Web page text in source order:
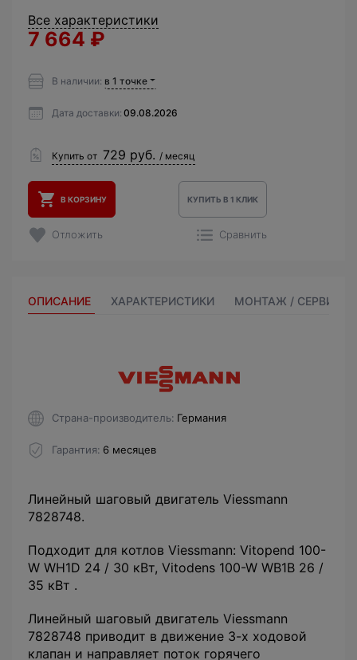
Все характеристики
7 664 ₽
В наличии: в 1 точке
Дата доставки: 09.08.2026
Купить от 729 руб. / месяц
В КОРЗИНУ КУПИТЬ В 1 КЛИК
Отложить Сравнить
ОПИСАНИЕ ХАРАКТЕРИСТИКИ МОНТАЖ / СЕРВИС
Страна-производитель Германия
Гарантия 6 месяцев
Линейный шаговый двигатель Viessmann
7828748.
Подходит для котлов Viessmann: Vitopend 100-
W WH1D 24 / 30 кВт, Vitodens 100-W WB1B 26 /
35 кВт .
Линейный шаговый двигатель Viessmann
7828748 приводит в движение 3-х ходовой
клапан и направляет поток горячего